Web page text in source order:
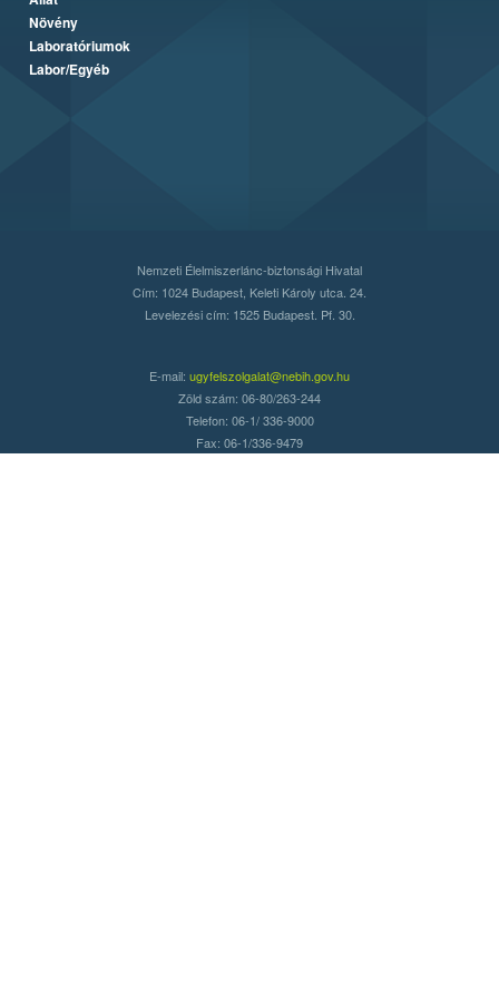
Növény
Laboratóriumok
Labor/Egyéb
Nemzeti Élelmiszerlánc-biztonsági Hivatal
Cím: 1024 Budapest, Keleti Károly utca. 24.
Levelezési cím: 1525 Budapest. Pf. 30.
E-mail: ugyfelszolgalat@nebih.gov.hu
Zöld szám: 06-80/263-244
Telefon: 06-1/ 336-9000
Fax: 06-1/336-9479